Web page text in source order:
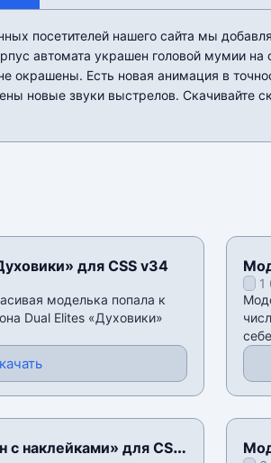
посетителей нашего сайта мы
автомата украшен головой мумии на
окрашены. Есть новая анимация в
новые звуки выстрелов. Скачивайте
для CSS v34
моделька попала к
Dual Elites «Духовики»
1
наклейками» для CSS